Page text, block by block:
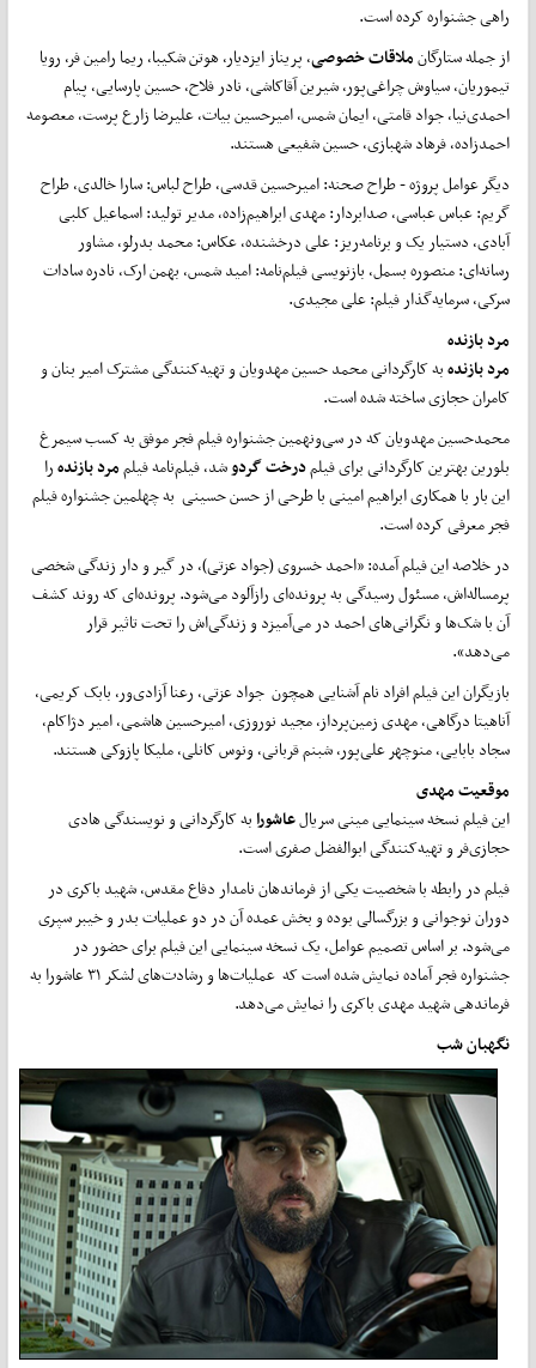
راهی جشنواره کرده است.
از جمله ستارگانملاقات خصوصی، پریناز ایزدیار، هوتن شکیبا، ریما رامین فر، رویا
تیموریان، سیاوش چراغی‌پور، شیرین آقاکاشی، نادر فلاح، حسین پارسایی، پیام
احمدی‌نیا، جواد قامتی، ایمان شمس، امیرحسین بیات، علیرضا زارع پرست، معصومه
احمدزاده، فرهاد شهبازی، حسین شفیعی هستند.
دیگر عوامل پروژه - طراح صحنه: امیرحسین قدسی، طراح لباس: سارا خالدی، طراح
گریم: عباس عباسی، صدابردار: مهدی ابراهیم‌زاده، مدیر تولید: اسماعیل کلبی
آبادی، دستیار یک و برنامه‌ریز: علی درخشنده، عکاس: محمد بدرلو، مشاور
رسانه‌ای: منصوره بسمل، بازنویسی فیلم‌نامه: امید شمس، بهمن ارک، نادره سادات
سرکی، سرمایه‌گذار فیلم: علی مجیدی.
مرد بازنده
مرد بازندهبه کارگردانی محمد حسین مهدویان و تهیه‌کنندگی مشترک امیر بنان و
کامران حجازی ساخته شده است.
محمدحسین مهدویان که در سی‌و‌نهمین جشنواره فیلم فجر موفق به کسب سیمرغ
بلورین بهترین کارگردانی برای فیلمدرخت گردوشد، فیلم‌نامه فیلممرد بازندهرا
این بار با همکاری ابراهیم امینی با طرحی از حسن حسینی به چهلمین جشنواره فیلم
فجر معرفی کرده است.
در خلاصه این فیلم آمده: «احمد خسروی (جواد عزتی)، در گیر و دار زندگی شخصی
پرمساله‌اش، مسئول رسیدگی به پرونده‌ای رازآلود می‌شود. پرونده‌ای که روند کشف
آن با شک‌ها و نگرانی‌های احمد در می‌آمیزد و زندگی‌اش را تحت تاثیر قرار
می‌دهد».
بازیگران این فیلم افراد نام آشنایی همچون جواد عزتی، رعنا آزادی‌ور، بابک کریمی،
آناهیتا درگاهی، مهدی زمین‌پرداز، مجید نوروزی، امیرحسین هاشمی، امیر دژاکام،
سجاد بابایی، منوچهر علی‌پور، شبنم قربانی، ونوس کانلی، ملیکا پازوکی هستند.
موقعیت مهدی
این فیلم نسخه سینمایی مینی سریالعاشورابه کارگردانی و نویسندگی هادی
حجازی‌فر و تهیه‌کنندگی ابوالفضل صفری است.
فیلم در رابطه با شخصیت یکی از فرماندهان نامدار دفاع مقدس، شهید باکری در
دوران نوجوانی و بزرگسالی بوده و بخش عمده آن در دو عملیات بدر و خیبر سپری
می‌شود. بر اساس تصمیم عوامل، یک نسخه سینمایی این فیلم برای حضور در
جشنواره فجر آماده نمایش شده است که عملیات‌ها و رشادت‌های لشکر ۳۱ عاشورا به
فرماندهی شهید مهدی باکری را نمایش می‌دهد.
نگهبان شب